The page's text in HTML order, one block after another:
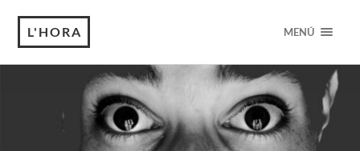
L'HORA MENÚ